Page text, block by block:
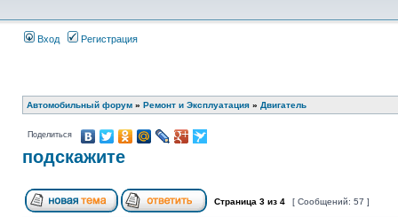
Вход Регистрация
Автомобильный форум » Ремонт и Эксплуатация » Двигатель
Поделиться
подскажите
Страница 3 из 4 [ Сообщений: 57 ]